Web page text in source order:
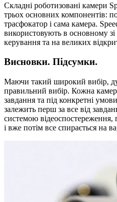
Складні роботизовані камери
трьох основних компонентів:
трасфокатор і сама камера.
використовують в основному
керування та на великих
Висновки. Підсумки.
Маючи такий широкий вибір,
правильний вибір. Кожна
завдання та під конкретні
залежить перш за все від
системою відеоспостереження,
і вже потім все спирається на